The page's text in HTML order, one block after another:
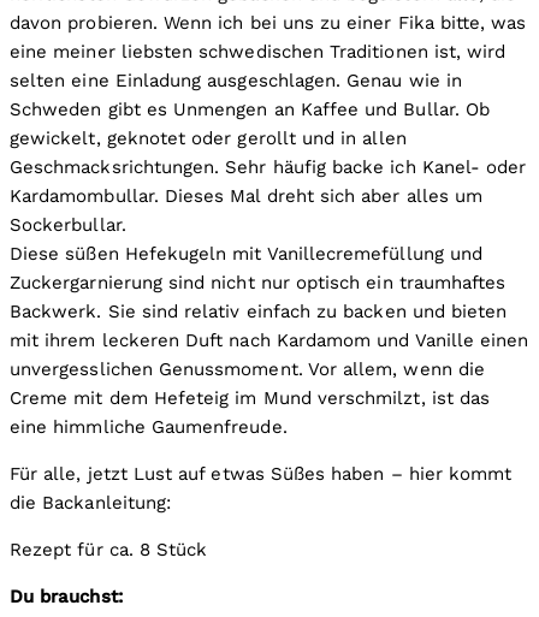
davon probieren. Wenn ich bei uns zu einer Fika bitte, was
eine meiner liebsten schwedischen Traditionen ist, wird
selten eine Einladung ausgeschlagen. Genau wie in
Schweden gibt es Unmengen an Kaffee und Bullar. Ob
gewickelt, geknotet oder gerollt und in allen
Geschmacksrichtungen. Sehr häufig backe ich Kanel- oder
Kardamombullar. Dieses Mal dreht sich aber alles um
Sockerbullar.
Diese süßen Hefekugeln mit Vanillecremefüllung und
Zuckergarnierung sind nicht nur optisch ein traumhaftes
Backwerk. Sie sind relativ einfach zu backen und bieten
mit ihrem leckeren Duft nach Kardamom und Vanille einen
unvergesslichen Genussmoment. Vor allem, wenn die
Creme mit dem Hefeteig im Mund verschmilzt, ist das
eine himmliche Gaumenfreude.
Für alle, jetzt Lust auf etwas Süßes haben – hier kommt
die Backanleitung:
Rezept für ca. 8 Stück
Du brauchst: